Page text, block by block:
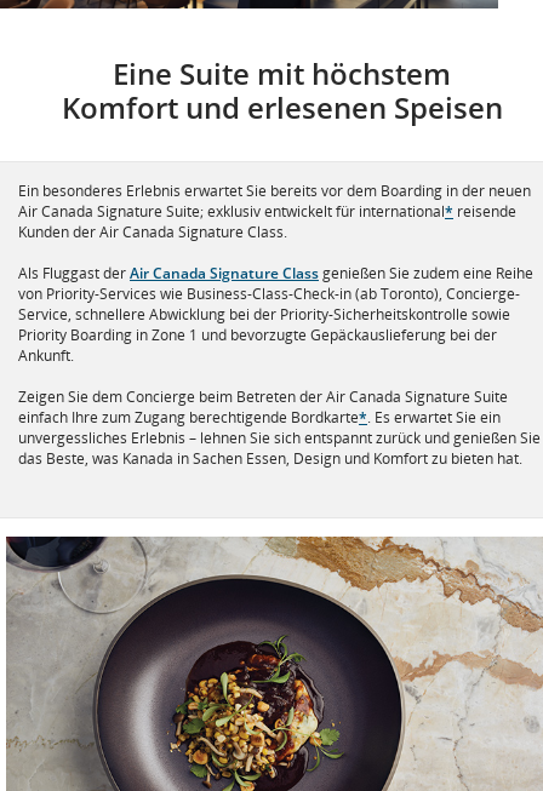
Eine Suite mit höchstem
Komfort und erlesenen Speisen
Ein besonderes Erlebnis erwartet Sie bereits vor dem Boarding in der neuen
Air Canada Signature Suite; exklusiv entwickelt für international* reisende
Kunden der Air Canada Signature Class.
Als Fluggast derAir Canada Signature Classgenießen Sie zudem eine Reihe
von Priority-Services wie Business-Class-Check-in (ab Toronto), Concierge-
Service, schnellere Abwicklung bei der Priority-Sicherheitskontrolle sowie
Priority Boarding in Zone 1 und bevorzugte Gepäckauslieferung bei der
Ankunft.
Zeigen Sie dem Concierge beim Betreten der Air Canada Signature Suite
einfach Ihre zum Zugang berechtigende Bordkarte*. Es erwartet Sie ein
unvergessliches Erlebnis – lehnen Sie sich entspannt zurück und genießen Sie
das Beste, was Kanada in Sachen Essen, Design und Komfort zu bieten hat.